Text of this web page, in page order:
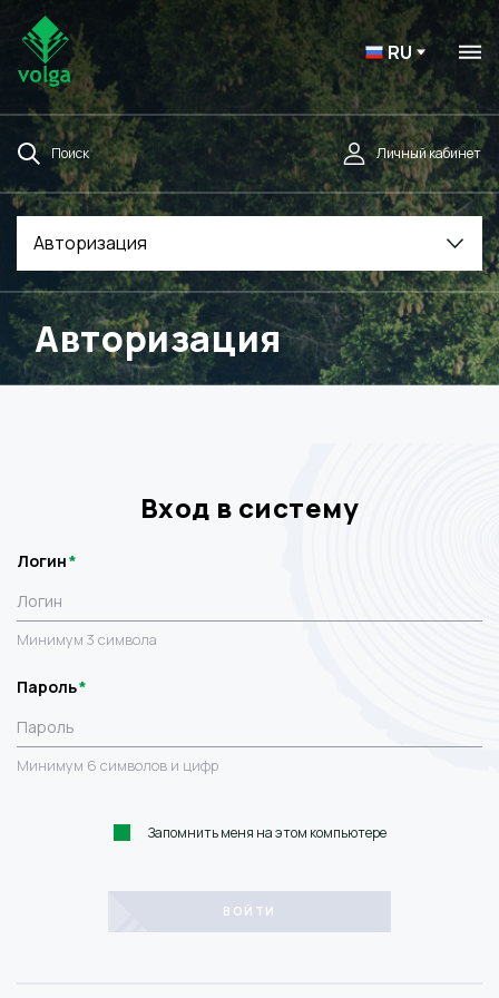
RU
Поиск Личный кабинет
Авторизация
Авторизация
Вход в систему
Логин
Минимум 3 символа
Пароль
Минимум 6 символов и цифр
Запомнить меня на этом компьютере